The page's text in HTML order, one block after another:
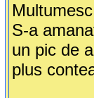
S-a
un pic de
plus